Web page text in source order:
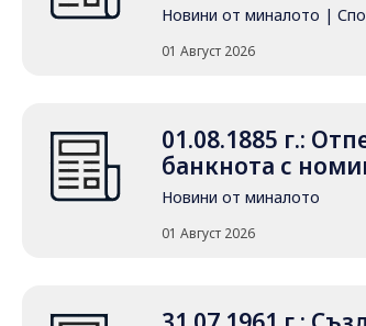
Новини от миналото |
01 Август 2026
01.08.1885 г.:
банкнота с
Новини от миналото
01 Август 2026